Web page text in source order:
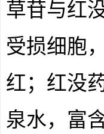
草苷与红
受损细胞
红；红没
泉水，富